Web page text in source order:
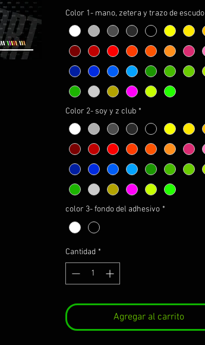
Color 1- mano, zetera y trazo de escudo
Color 2- soy y z club *
color 3- fondo del adhesivo *
Cantidad *
Agregar al carrito